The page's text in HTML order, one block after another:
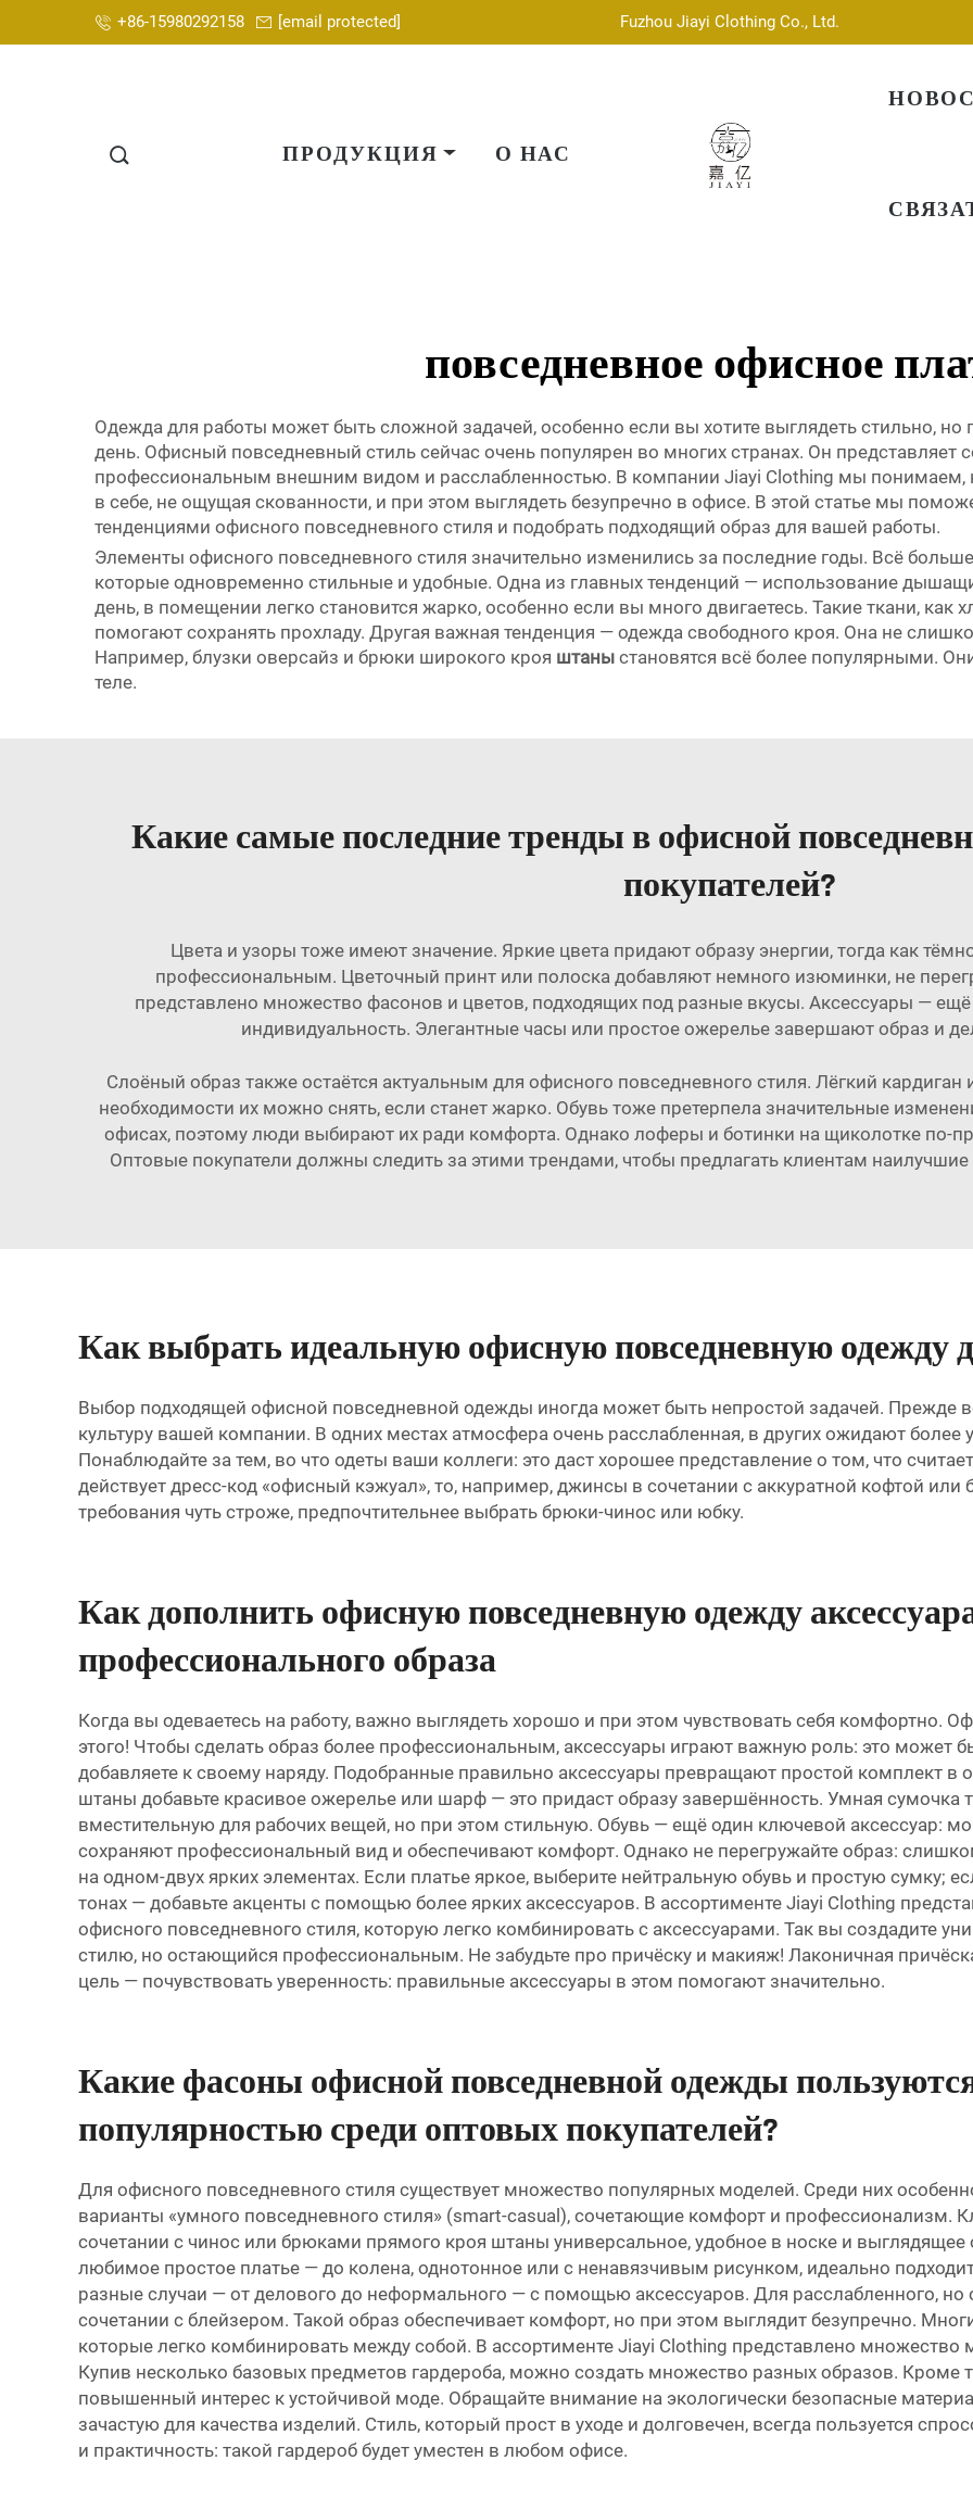
+86-15980292158 [email protected] Fuzhou Jiayi Clothing Co., Ltd.
ПРОДУКЦИЯ О НАС
повседневное офисное
Одежда для работы может быть сложной задачей, особенно если вы хотите выглядеть стильно, но
день. Офисный повседневный стиль сейчас очень популярен во многих странах. Он представляет
профессиональным внешним видом и расслабленностью. В компании Jiayi Clothing мы понимаем,
в себе, не ощущая скованности, и при этом выглядеть безупречно в офисе. В этой статье мы
тенденциями офисного повседневного стиля и подобрать подходящий образ для вашей работы.
Элементы офисного повседневного стиля значительно изменились за последние годы. Всё
которые одновременно стильные и удобные. Одна из главных тенденций — использование
день, в помещении легко становится жарко, особенно если вы много двигаетесь. Такие ткани, как
помогают сохранять прохладу. Другая важная тенденция — одежда свободного кроя. Она не
Например, блузки оверсайз и брюки широкого кроя штаны становятся всё более популярными.
теле.
Какие самые последние тренды в офисной
покупателей?
Цвета и узоры тоже имеют значение. Яркие цвета придают образу энергии, тогда как
профессиональным. Цветочный принт или полоска добавляют немного изюминки, не
представлено множество фасонов и цветов, подходящих под разные вкусы. Аксессуары —
индивидуальность. Элегантные часы или простое ожерелье завершают образ и
Слоёный образ также остаётся актуальным для офисного повседневного стиля. Лёгкий
необходимости их можно снять, если станет жарко. Обувь тоже претерпела значительные
офисах, поэтому люди выбирают их ради комфорта. Однако лоферы и ботинки на щиколотке по-
Оптовые покупатели должны следить за этими трендами, чтобы предлагать клиентам
Как выбрать идеальную офисную повседневную одежду
Выбор подходящей офисной повседневной одежды иногда может быть непростой задачей. Прежде
культуру вашей компании. В одних местах атмосфера очень расслабленная, в других ожидают более
Понаблюдайте за тем, во что одеты ваши коллеги: это даст хорошее представление о том, что
действует дресс-код «офисный кэжуал», то, например, джинсы в сочетании с аккуратной кофтой или
требования чуть строже, предпочтительнее выбрать брюки-чинос или юбку.
Как дополнить офисную повседневную одежду
профессионального образа
Когда вы одеваетесь на работу, важно выглядеть хорошо и при этом чувствовать себя комфортно.
этого! Чтобы сделать образ более профессиональным, аксессуары играют важную роль: это может
добавляете к своему наряду. Подобранные правильно аксессуары превращают простой комплект в
штаны добавьте красивое ожерелье или шарф — это придаст образу завершённость. Умная сумочка
вместительную для рабочих вещей, но при этом стильную. Обувь — ещё один ключевой аксессуар:
сохраняют профессиональный вид и обеспечивают комфорт. Однако не перегружайте образ:
на одном-двух ярких элементах. Если платье яркое, выберите нейтральную обувь и простую сумку;
тонах — добавьте акценты с помощью более ярких аксессуаров. В ассортименте Jiayi Clothing
офисного повседневного стиля, которую легко комбинировать с аксессуарами. Так вы создадите
стилю, но остающийся профессиональным. Не забудьте про причёску и макияж! Лаконичная
цель — почувствовать уверенность: правильные аксессуары в этом помогают значительно.
Какие фасоны офисной повседневной одежды
популярностью среди оптовых покупателей?
Для офисного повседневного стиля существует множество популярных моделей. Среди них
варианты «умного повседневного стиля» (smart-casual), сочетающие комфорт и профессионализм.
сочетании с чинос или брюками прямого кроя штаны универсальное, удобное в носке и
любимое простое платье — до колена, однотонное или с ненавязчивым рисунком, идеально
разные случаи — от делового до неформального — с помощью аксессуаров. Для расслабленного, но
сочетании с блейзером. Такой образ обеспечивает комфорт, но при этом выглядит безупречно.
которые легко комбинировать между собой. В ассортименте Jiayi Clothing представлено
Купив несколько базовых предметов гардероба, можно создать множество разных образов. Кроме
повышенный интерес к устойчивой моде. Обращайте внимание на экологически безопасные
зачастую для качества изделий. Стиль, который прост в уходе и долговечен, всегда пользуется
и практичность: такой гардероб будет уместен в любом офисе.